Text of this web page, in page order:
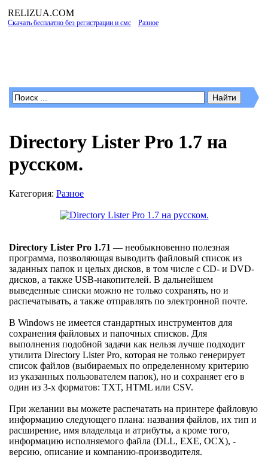
RELIZUA.COM
Скачать бесплатно без регистрации и смс Разное
Directory Lister Pro 1.7 на
русском.
Категория: Разное
Directory Lister Pro 1.71 — необыкновенно полезная
программа, позволяющая выводить файловый список из
заданных папок и целых дисков, в том числе с CD- и DVD-
дисков, а также USB-накопителей. В дальнейшем
выведенные списки можно не только сохранять, но и
распечатывать, а также отправлять по электронной почте.
В Windows не имеется стандартных инструментов для
сохранения файловых и папочных списков. Для
выполнения подобной задачи как нельзя лучше подходит
утилита Directory Lister Pro, которая не только генерирует
список файлов (выбираемых по определенному критерию
из указанных пользователем папок), но и сохраняет его в
один из 3-х форматов: TXT, HTML или CSV.
При желании вы можете распечатать на принтере файловую
информацию следующего плана: названия файлов, их тип и
расширение, имя владельца и атрибуты, а кроме того,
информацию исполняемого файла (DLL, EXE, OCX), -
версию, описание и компанию-производителя.